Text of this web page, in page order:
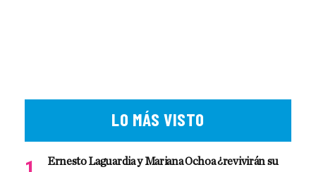
LO MÁS VISTO
Ernesto Laguardia y Mariana Ochoa ¿revivirán su